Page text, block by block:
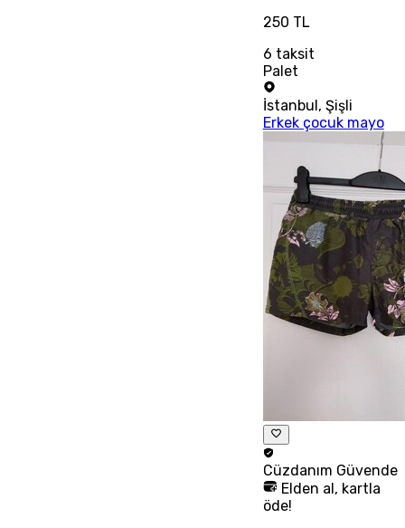
250 TL
6 taksit
Palet
İstanbul, Şişli
Erkek çocuk mayo
Cüzdanım Güvende
Elden al, kartla
öde!